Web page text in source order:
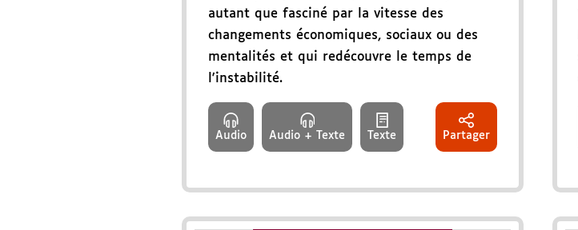
autant que fasciné par la vitesse des
changements économiques, sociaux ou des
mentalités et qui redécouvre le temps de
l'instabilité.
Audio Audio + Texte Texte Partager